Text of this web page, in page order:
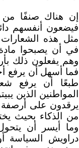
إن هناك صنفًا من
فيضعون أنفسهم
مثل هذه الشعارات
في أن يصبحوا
وهم يفعلون ذلك
فما أسهل أن يرفع
طبعًا أن يرفع
المواطنين الذين
يرقدون على أرصفة
من الذكاء بحيث
وما أيسر أن
دراويش السياسة